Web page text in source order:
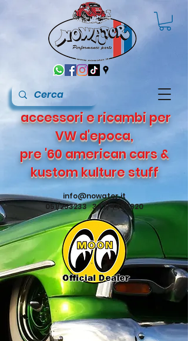
info@nowater.it
051/253233 347/4495820
accessori e ricambi per
VW d'epoca,
pre '60 american cars &
kustom kulture stuff